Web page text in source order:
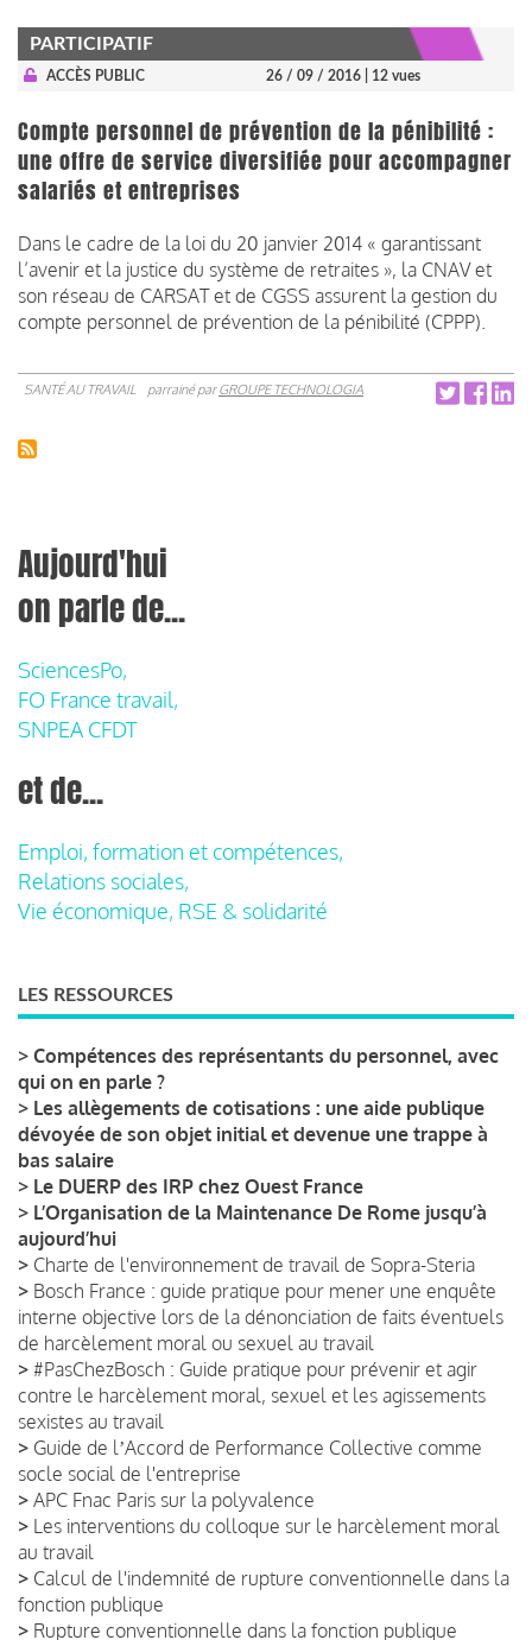
PARTICIPATIF
ACCÈS PUBLIC 26 / 09 / 2016 | 12 vues
Compte personnel de prévention de la pénibilité :
une offre de service diversifiée pour accompagner
salariés et entreprises
Dans le cadre de la loi du 20 janvier 2014 « garantissant
l’avenir et la justice du système de retraites », la CNAV et
son réseau de CARSAT et de CGSS assurent la gestion du
compte personnel de prévention de la pénibilité (CPPP).
SANTÉ AU TRAVAIL parrainé parGROUPE TECHNOLOGIA
Aujourd'hui
on parle de...
SciencesPo,
FO France travail,
SNPEA CFDT
et de...
Emploi, formation et compétences,
Relations sociales,
Vie économique, RSE & solidarité
LES RESSOURCES
> Compétences des représentants du personnel, avec
qui on en parle ?
> Les allègements de cotisations : une aide publique
dévoyée de son objet initial et devenue une trappe à
bas salaire
> Le DUERP des IRP chez Ouest France
> L’Organisation de la Maintenance De Rome jusqu’à
aujourd’hui
> Charte de l'environnement de travail de Sopra-Steria
> Bosch France : guide pratique pour mener une enquête
interne objective lors de la dénonciation de faits éventuels
de harcèlement moral ou sexuel au travail
> #PasChezBosch : Guide pratique pour prévenir et agir
contre le harcèlement moral, sexuel et les agissements
sexistes au travail
> Guide de lʼAccord de Performance Collective comme
socle social de l'entreprise
> APC Fnac Paris sur la polyvalence
> Les interventions du colloque sur le harcèlement moral
au travail
> Calcul de l'indemnité de rupture conventionnelle dans la
fonction publique
> Rupture conventionnelle dans la fonction publique